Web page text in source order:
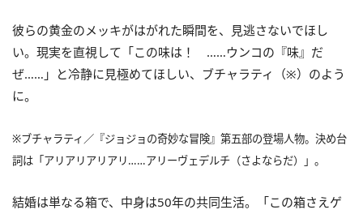
彼らの黄金のメッキがはがれた瞬間を、見逃さないでほし
い。現実を直視して「この味は！ ……ウンコの『味』だ
ぜ……」と冷静に見極めてほしい、ブチャラティ（※）のよう
に。
※ブチャラティ／『ジョジョの奇妙な冒険』第五部の登場人物。決め台
詞は「アリアリアリアリ……アリーヴェデルチ（さよならだ）」。
結婚は単なる箱で、中身は50年の共同生活。「この箱さえゲ